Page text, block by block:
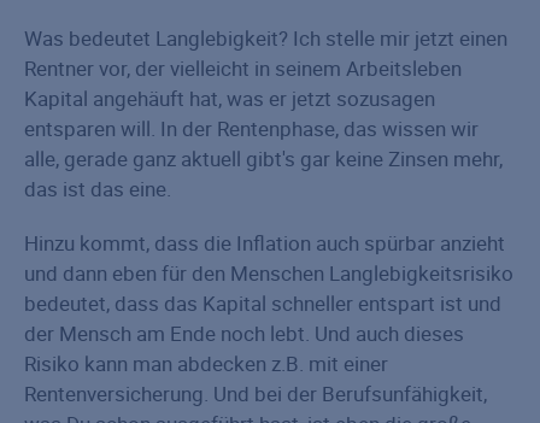
Was bedeutet Langlebigkeit? Ich stelle mir jetzt einen
Rentner vor, der vielleicht in seinem Arbeitsleben
Kapital angehäuft hat, was er jetzt sozusagen
entsparen will. In der Rentenphase, das wissen wir
alle, gerade ganz aktuell gibt's gar keine Zinsen mehr,
das ist das eine.
Hinzu kommt, dass die Inflation auch spürbar anzieht
und dann eben für den Menschen Langlebigkeitsrisiko
bedeutet, dass das Kapital schneller entspart ist und
der Mensch am Ende noch lebt. Und auch dieses
Risiko kann man abdecken z.B. mit einer
Rentenversicherung. Und bei der Berufsunfähigkeit,